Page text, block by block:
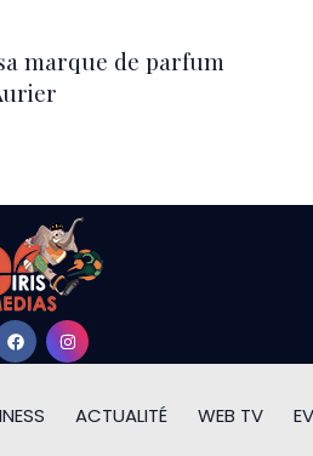
marque de parfum
ACTUALITÉ WEB TV